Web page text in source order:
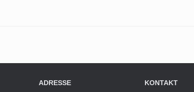
ADRESSE KONTAKT